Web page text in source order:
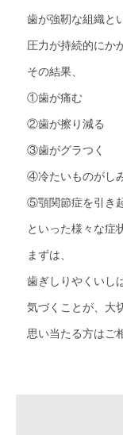
歯が強靭な組織と
圧力が持続的にか
その結果、
①歯が痛む
②歯が擦り減る
③歯がグラつく
④冷たいものがし
⑤顎関節症を引き
といった様々な症
まずは、
歯ぎしりやくいし
気づくことが、大
思い当たる方はご